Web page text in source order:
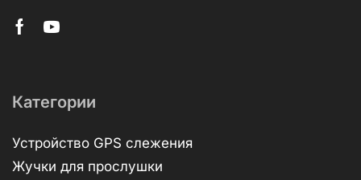
Категории
Устройство GPS слежения
Жучки для прослушки